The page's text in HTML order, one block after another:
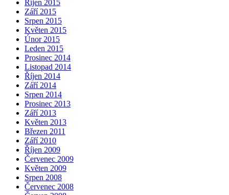
Říjen 2015
Září 2015
Srpen 2015
Květen 2015
Únor 2015
Leden 2015
Prosinec 2014
Listopad 2014
Říjen 2014
Září 2014
Srpen 2014
Prosinec 2013
Září 2013
Květen 2013
Březen 2011
Září 2010
Říjen 2009
Červenec 2009
Květen 2009
Srpen 2008
Červenec 2008